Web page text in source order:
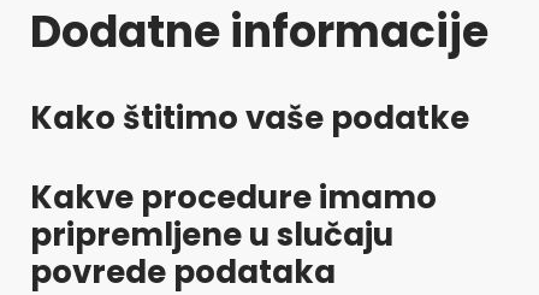
Dodatne informacije
Kako štitimo vaše podatke
Kakve procedure imamo
pripremljene u slučaju
povrede podataka